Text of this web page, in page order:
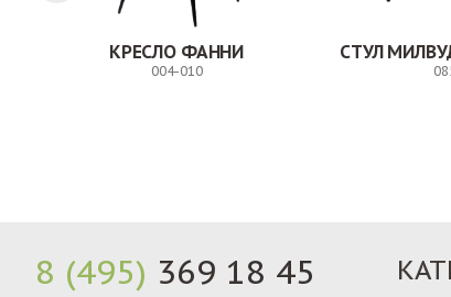
КРЕСЛО ФАННИ
004-010
8 (495) 369 18 45